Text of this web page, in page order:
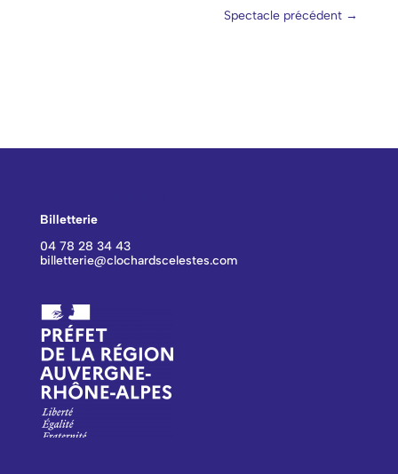
Spectacle précédent →
Billetterie
04 78 28 34 43
billetterie@clochardscelestes.com